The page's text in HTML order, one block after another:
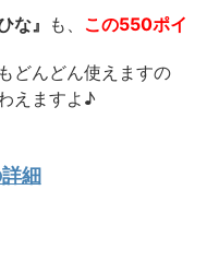
な』 も、 この550ポイ
どんどん使えますの
えますよ♪
細